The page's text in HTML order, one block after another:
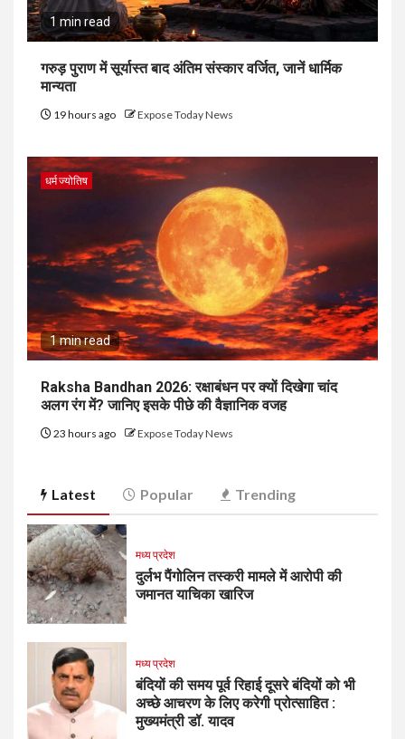
1 min read
गरुड़ पुराण में सूर्यास्त बाद अंतिम संस्कार वर्जित, जानें धार्मिक
मान्यता
19 hours ago Expose Today News
धर्म ज्योतिष
1 min read
Raksha Bandhan 2026: रक्षाबंधन पर क्यों दिखेगा चांद
अलग रंग में? जानिए इसके पीछे की वैज्ञानिक वजह
23 hours ago Expose Today News
Latest Popular Trending
मध्य प्रदेश
दुर्लभ पैंगोलिन तस्करी मामले में आरोपी की
जमानत याचिका खारिज
मध्य प्रदेश
बंदियों की समय पूर्व रिहाई दूसरे बंदियों को भी
अच्छे आचरण के लिए करेगी प्रोत्साहित :
मुख्यमंत्री डॉ. यादव